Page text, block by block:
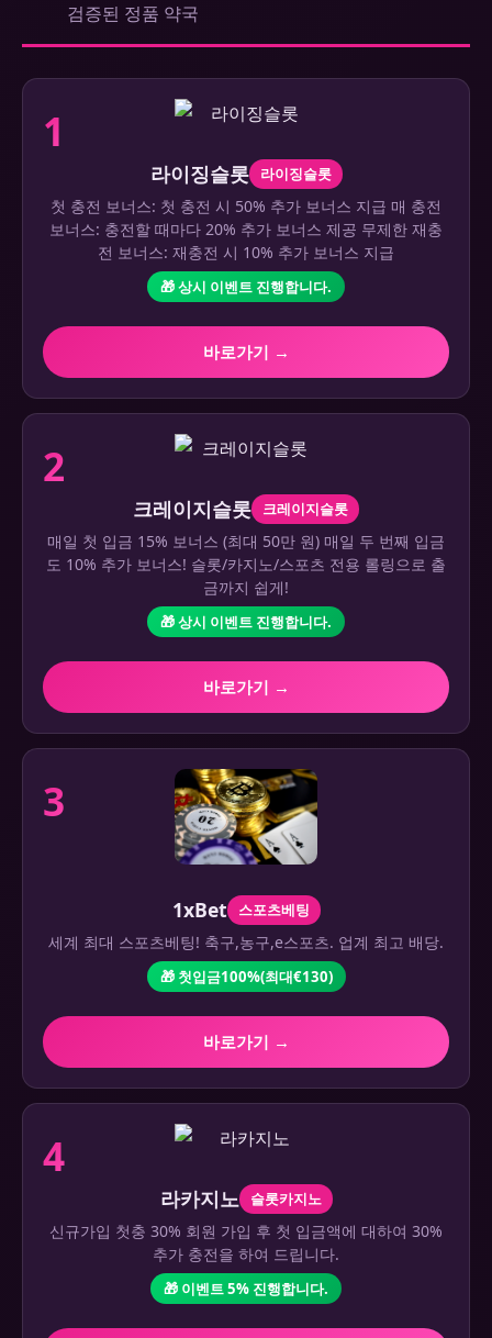
검증된 정품 약국
1
라이징슬롯 라이징슬롯
첫 충전 보너스: 첫 충전 시 50% 추가 보너스 지급 매 충전
보너스: 충전할 때마다 20% 추가 보너스 제공 무제한 재충
전 보너스: 재충전 시 10% 추가 보너스 지급
🎁 상시 이벤트 진행합니다.
바로가기 →
2
크레이지슬롯 크레이지슬롯
매일 첫 입금 15% 보너스 (최대 50만 원) 매일 두 번째 입금
도 10% 추가 보너스! 슬롯/카지노/스포츠 전용 롤링으로 출
금까지 쉽게!
🎁 상시 이벤트 진행합니다.
바로가기 →
3
1xBet 스포츠베팅
세계 최대 스포츠베팅! 축구,농구,e스포츠. 업계 최고 배당.
🎁 첫입금100%(최대€130)
바로가기 →
4
라카지노 슬롯카지노
신규가입 첫충 30% 회원 가입 후 첫 입금액에 대하여 30%
추가 충전을 하여 드립니다.
🎁 이벤트 5% 진행합니다.